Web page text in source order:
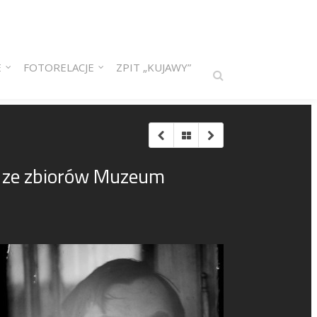
FOTORELACJE ZPIT „KUJAWY”
zbiorów Muzeum